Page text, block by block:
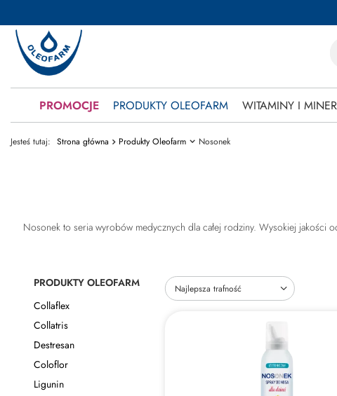
PROMOCJE PRODUKTY OLEOFARM WITAMINY I
Jesteś tutaj: Strona główna Produkty Oleofarm Nosonek
Nosonek to seria wyrobów medycznych dla całej rodziny. Wysokiej jakości
PRODUKTY OLEOFARM
Collaflex
Collatris
Destresan
Coloflor
Ligunin
Zmień sortowanie
Najlepsza trafność